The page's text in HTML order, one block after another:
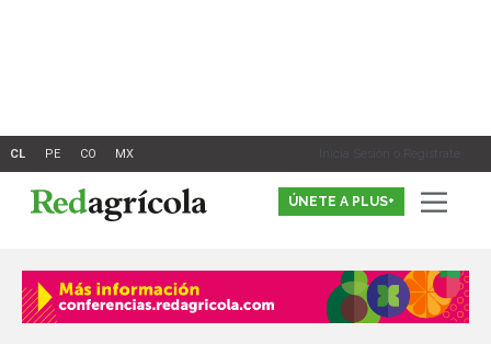
Inicia Sesión o Registrate
ÚNETE A PLUS+